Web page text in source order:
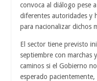
convoca al diálogo pese
diferentes autoridades y
para nacionalizar dichos
El sector tiene previsto
septiembre con marchas
caminos si el Gobierno
esperado